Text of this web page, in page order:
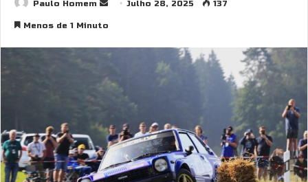
Paulo Homem
SendJulho 28, 2025 137
Menos de 1 Minuto